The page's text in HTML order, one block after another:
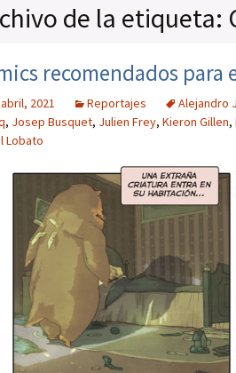
de la etiqueta:
recomendados
2021 Reportajes Alejandro
, Josep Busquet, Julien Frey, Kieron Gillen,
Lobato